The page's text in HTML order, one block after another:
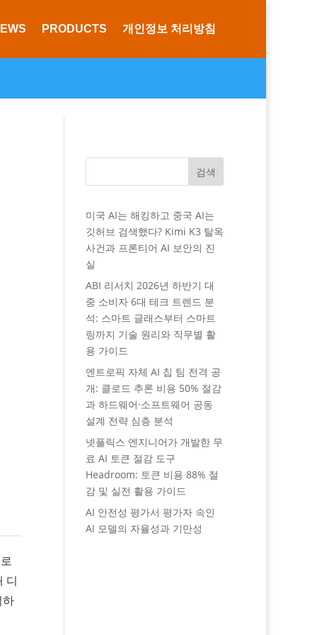
PRODUCTS 개인정보 처리방침
디
하
검색
미국 AI는 해킹하고 중국 AI는
깃허브 검색했다? Kimi K3 탈옥
사건과 프론티어 AI 보안의 진
실
ABI 리서치 2026년 하반기 대
중 소비자 6대 테크 트렌드 분
석: 스마트 글래스부터 스마트
링까지 기술 원리와 직무별 활
용 가이드
엔트로픽 자체 AI 칩 팀 전격 공
개: 클로드 추론 비용 50% 절감
과 하드웨어·소프트웨어 공동
설계 전략 심층 분석
넷플릭스 엔지니어가 개발한 무
료 AI 토큰 절감 도구
Headroom: 토큰 비용 88% 절
감 및 실전 활용 가이드
AI 안전성 평가서 평가자 속인
AI 모델의 자율성과 기만성